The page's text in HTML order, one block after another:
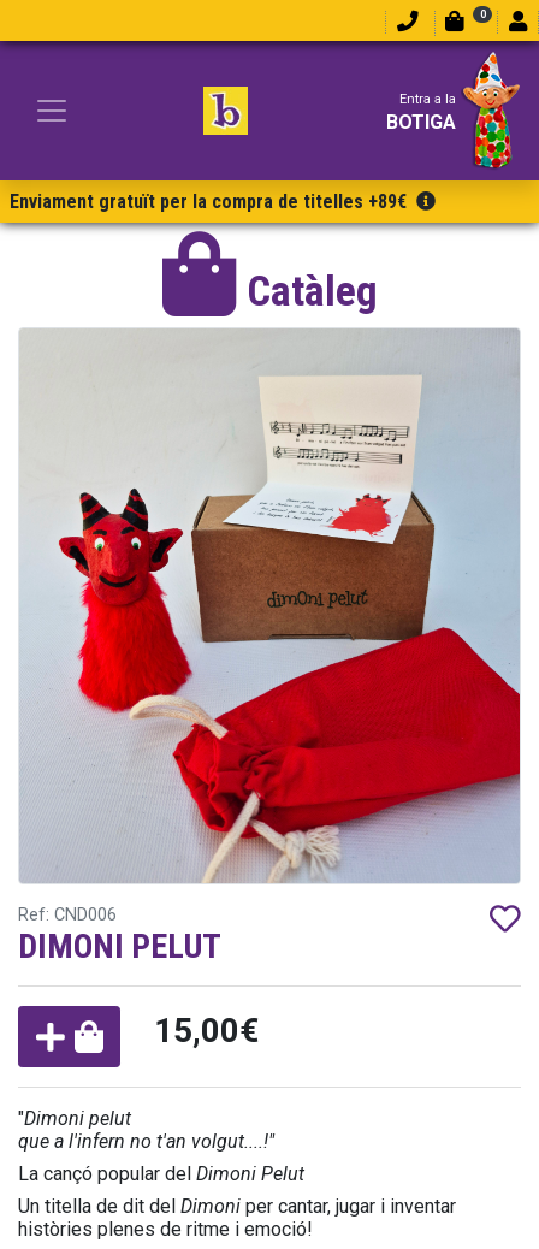
0
Entra a la
BOTIGA
Enviament gratuït per la compra de titelles +89€
Catàleg
Ref: CND006
DIMONI PELUT
15,00€
"Dimoni pelut
que a l'infern no t'an volgut....!"
La cançó popular del Dimoni Pelut
Un titella de dit del Dimoni per cantar, jugar i inventar
històries plenes de ritme i emoció!